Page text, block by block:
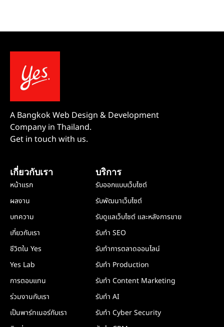
A Bangkok Web Design & Development
Company in Thailand.
Get in touch with us.
เกี่ยวกับเรา
หน้าแรก
ผลงาน
บทความ
เกี่ยวกับเรา
ชีวิตใน Yes
Yes Lab
การตอบแทน
ร่วมงานกับเรา
เป็นพาร์ทเนอร์กับเรา
บริการ
รับออกแบบเว็บไซต์
รับพัฒนาเว็บไซต์
รับดูแลเว็บไซต์ และหลังการขาย
รับทำ SEO
รับทำการตลาดออนไลน์
รับทำ Production
รับทำ Content Marketing
รับทำ AI
รับทำ Cyber Security